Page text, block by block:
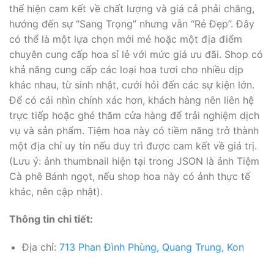
thể hiện cam kết về chất lượng và giá cả phải chăng,
hướng đến sự “Sang Trọng” nhưng vẫn “Rẻ Đẹp”. Đây
có thể là một lựa chọn mới mẻ hoặc một địa điểm
chuyên cung cấp hoa sỉ lẻ với mức giá ưu đãi. Shop có
khả năng cung cấp các loại hoa tươi cho nhiều dịp
khác nhau, từ sinh nhật, cưới hỏi đến các sự kiện lớn.
Để có cái nhìn chính xác hơn, khách hàng nên liên hệ
trực tiếp hoặc ghé thăm cửa hàng để trải nghiệm dịch
vụ và sản phẩm. Tiệm hoa này có tiềm năng trở thành
một địa chỉ uy tín nếu duy trì được cam kết về giá trị.
(Lưu ý: ảnh thumbnail hiện tại trong JSON là ảnh Tiệm
Cà phê Bánh ngọt, nếu shop hoa này có ảnh thực tế
khác, nên cập nhật).
Thông tin chi tiết:
Địa chỉ: 713 Phan Đình Phùng, Quang Trung, Kon